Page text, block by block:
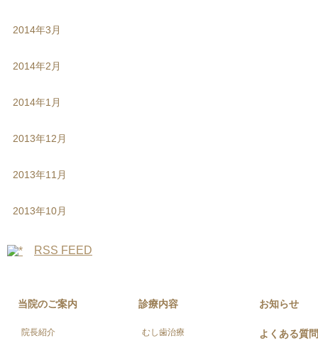
2014年3月
2014年2月
2014年1月
2013年12月
2013年11月
2013年10月
RSS FEED
当院のご案内
院長紹介
診療内容
むし歯治療
お知らせ
よくある質問